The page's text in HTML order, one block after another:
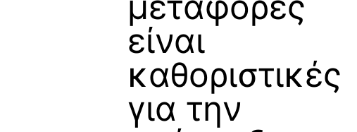
είναι
καθοριστικές
για την